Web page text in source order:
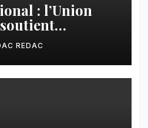
: l’Union
et
des
REDAC